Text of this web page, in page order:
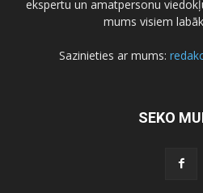
ekspertu un amatpersonu
mums visiem
Sazinieties ar mums:
SEKO